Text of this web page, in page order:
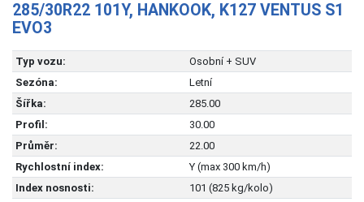
285/30R22 101Y, HANKOOK, K127 VENTUS S1
EVO3
Typ vozu:
Osobní + SUV
Sezóna:
Letní
Šířka:
285.00
Profil:
30.00
Průměr:
22.00
Rychlostní index:
Y (max 300 km/h)
Index nosnosti:
101 (825 kg/kolo)